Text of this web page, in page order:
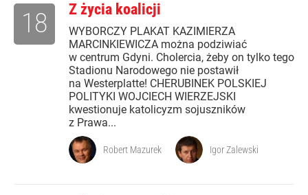
Z życia koalicji
WYBORCZY PLAKAT KAZIMIERZA
MARCINKIEWICZA można podziwiać
w centrum Gdyni. Cholercia, żeby on tylko tego
Stadionu Narodowego nie postawił
na Westerplatte! CHERUBINEK POLSKIEJ
POLITYKI WOJCIECH WIERZEJSKI
kwestionuje katolicyzm sojuszników
z Prawa...
18
Robert Mazurek Igor Zalewski